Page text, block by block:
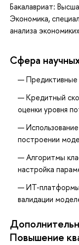
Бакалавриат:
Экономика,
анализа
Сфера
Предиктивные
Кредитный
оценки уровня
построении
Алгоритмы
настройка
ИТ-платформы
валидации
Повышение